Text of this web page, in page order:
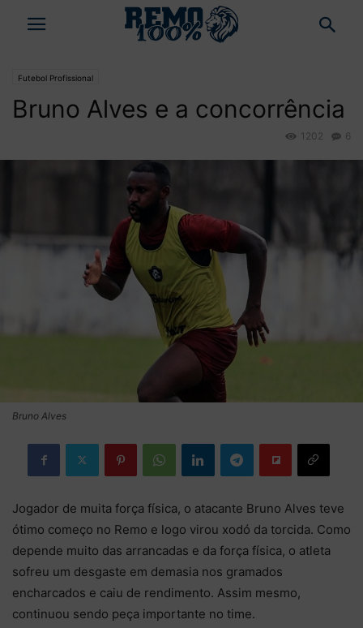
Futebol Profissional
Bruno Alves e a concorrência
6
1202
Bruno Alves
Jogador de muita força física, o atacante Bruno Alves teve
ótimo começo no Remo e logo virou xodó da torcida. Como
depende muito das arrancadas e da força física, o atleta
sofreu um desgaste em demasia nos gramados
encharcados e caiu de rendimento. Assim mesmo,
continuou sendo peça importante no time.